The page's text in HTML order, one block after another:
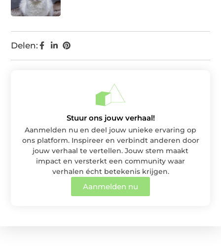
Delen:
Stuur ons jouw verhaal!
Aanmelden nu en deel jouw unieke ervaring op
ons platform. Inspireer en verbindt anderen door
jouw verhaal te vertellen. Jouw stem maakt
impact en versterkt een community waar
verhalen écht betekenis krijgen.
Aanmelden nu